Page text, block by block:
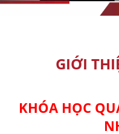
GIỚI
KHÓA HỌC